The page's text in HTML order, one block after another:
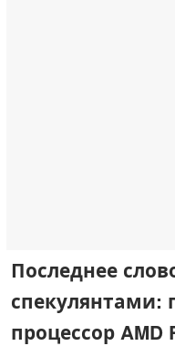
Последнее
процессор AMD